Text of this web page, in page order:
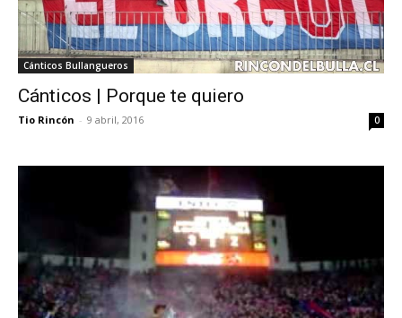
Cánticos Bullangueros
Cánticos | Porque te quiero
Tio Rincón - 9 abril, 2016 0